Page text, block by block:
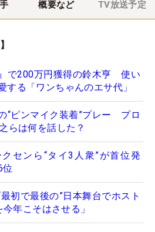
概要など TV放送予定
』で200万円獲得の鈴木亨 使い
する「ワンちゃんのエサ代」
“ピンマイク装着”プレー プロ
らは何を話した？
センら“タイ3人衆”が首位発
初で最後の”日本舞台でホスト
年こそはさせる」